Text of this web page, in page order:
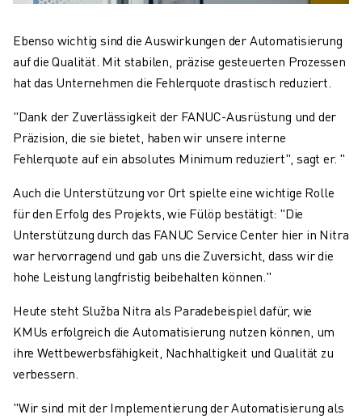
Ebenso wichtig sind die Auswirkungen der Automatisierung
auf die Qualität. Mit stabilen, präzise gesteuerten Prozessen
hat das Unternehmen die Fehlerquote drastisch reduziert.
"Dank der Zuverlässigkeit der FANUC-Ausrüstung und der
Präzision, die sie bietet, haben wir unsere interne
Fehlerquote auf ein absolutes Minimum reduziert", sagt er. "
Auch die Unterstützung vor Ort spielte eine wichtige Rolle
für den Erfolg des Projekts, wie Fülöp bestätigt: "Die
Unterstützung durch das FANUC Service Center hier in Nitra
war hervorragend und gab uns die Zuversicht, dass wir die
hohe Leistung langfristig beibehalten können."
Heute steht Služba Nitra als Paradebeispiel dafür, wie
KMUs erfolgreich die Automatisierung nutzen können, um
ihre Wettbewerbsfähigkeit, Nachhaltigkeit und Qualität zu
verbessern.
"Wir sind mit der Implementierung der Automatisierung als